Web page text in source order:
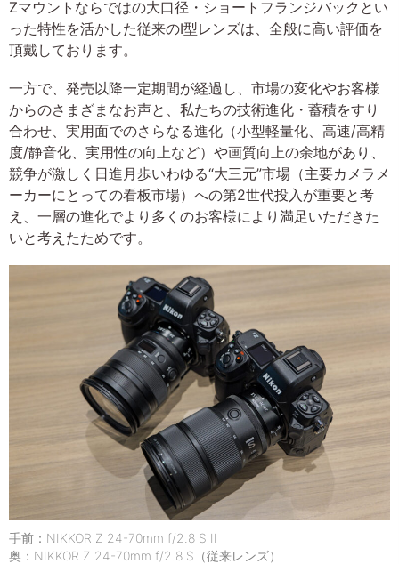
Zマウントならではの大口径・ショートフランジバックとい
った特性を活かした従来のI型レンズは、全般に高い評価を
頂戴しております。
一方で、発売以降一定期間が経過し、市場の変化やお客様
からのさまざまなお声と、私たちの技術進化・蓄積をすり
合わせ、実用面でのさらなる進化（小型軽量化、高速/高精
度/静音化、実用性の向上など）や画質向上の余地があり、
競争が激しく日進月歩いわゆる“大三元”市場（主要カメラメ
ーカーにとっての看板市場）への第2世代投入が重要と考
え、一層の進化でより多くのお客様により満足いただきた
いと考えたためです。
手前：NIKKOR Z 24-70mm f/2.8 S II
奥：NIKKOR Z 24-70mm f/2.8 S（従来レンズ）